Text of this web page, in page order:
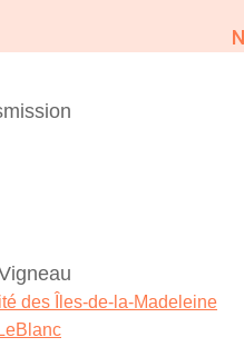
des Îles-de-la-Madeleine